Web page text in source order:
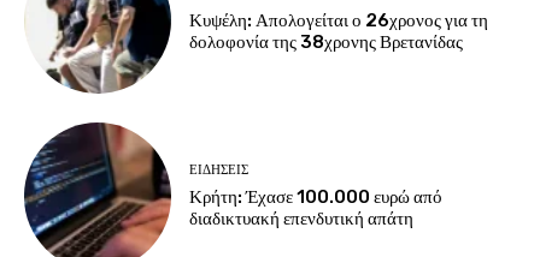
Κυψέλη: Απολογείται ο 26χρονος για τη
δολοφονία της 38χρονης Βρετανίδας
ΕΙΔΗΣΕΙΣ
Κρήτη: Έχασε 100.000 ευρώ από
διαδικτυακή επενδυτική απάτη